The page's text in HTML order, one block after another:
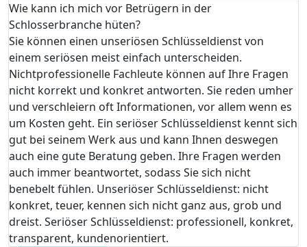
Wie kann ich mich vor Betrügern in der
Schlosserbranche hüten?
Sie können einen unseriösen Schlüsseldienst von
einem seriösen meist einfach unterscheiden.
Nichtprofessionelle Fachleute können auf Ihre Fragen
nicht korrekt und konkret antworten. Sie reden umher
und verschleiern oft Informationen, vor allem wenn es
um Kosten geht. Ein seriöser Schlüsseldienst kennt sich
gut bei seinem Werk aus und kann Ihnen deswegen
auch eine gute Beratung geben. Ihre Fragen werden
auch immer beantwortet, sodass Sie sich nicht
benebelt fühlen. Unseriöser Schlüsseldienst: nicht
konkret, teuer, kennen sich nicht ganz aus, grob und
dreist. Seriöser Schlüsseldienst: professionell, konkret,
transparent, kundenorientiert.